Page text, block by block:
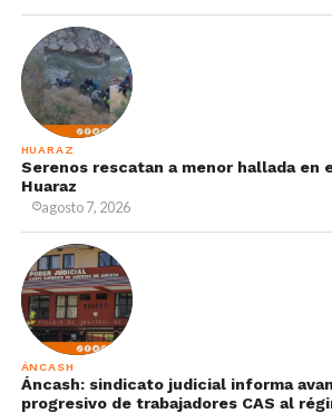
HUARAZ
Serenos rescatan a menor hallada en
Huaraz
agosto 7, 2026
ÁNCASH
Áncash: sindicato judicial informa
progresivo de trabajadores CAS al